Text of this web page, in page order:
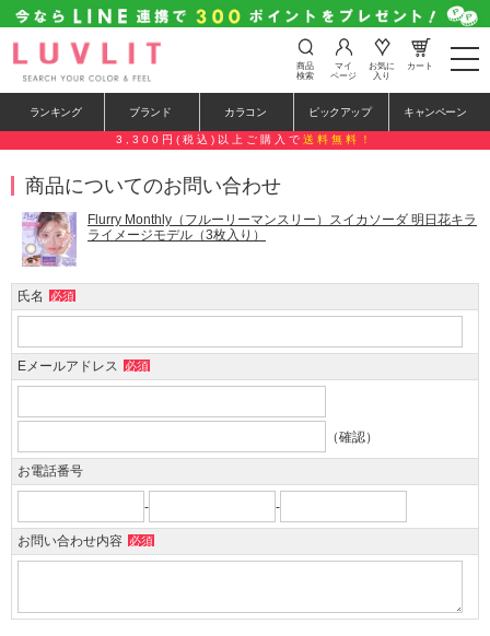
t
o
e
n
g
o
商品
検索
マイ
ページ
お気に
入り
カート
ランキング ブランド カラコン ピックアップ キャンペーン
3,300円(税込)以上ご購入で 送料無料！
商品についてのお問い合わせ
Flurry Monthly（フルーリーマンスリー）スイカソーダ 明日花キラ
ライメージモデル（3枚入り）
氏名 必須
Eメールアドレス 必須
（確認）
お電話番号
- -
お問い合わせ内容 必須